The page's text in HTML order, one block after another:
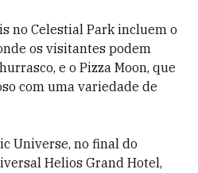
no Celestial Park incluem o
os visitantes podem
e o Pizza Moon, que
com uma variedade de
Universe, no final do
Helios Grand Hotel,